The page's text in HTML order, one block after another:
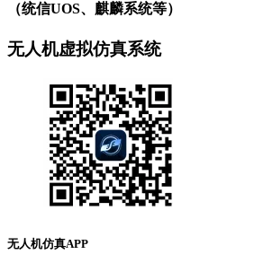
（统信UOS、麒麟系统等）
无人机虚拟仿真系统
无人机仿真APP